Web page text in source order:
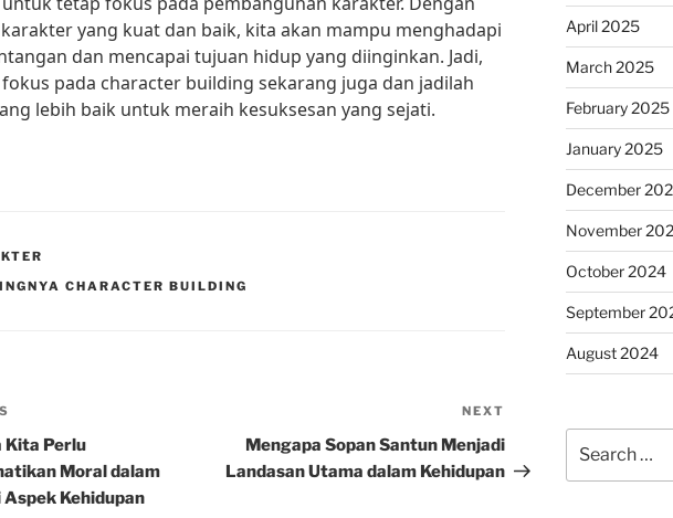
yang kuat dan baik, kita akan mampu menghadapi
dan mencapai tujuan hidup yang diinginkan. Jadi,
pada character building sekarang juga dan jadilah
lebih baik untuk meraih kesuksesan yang sejati.
CHARACTER BUILDING
Kita Perlu
Moral dalam
Kehidupan
Post
NEXT
Mengapa Sopan Santun Menjadi
Landasan Utama dalam Kehidupan
April 2025
March 2025
February 2025
January 2025
December
November
October 2024
September
August 2024
for: